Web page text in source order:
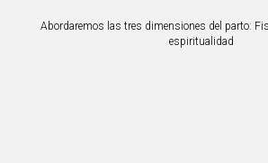
Abordaremos las tres dimensiones del parto:
espiritualidad